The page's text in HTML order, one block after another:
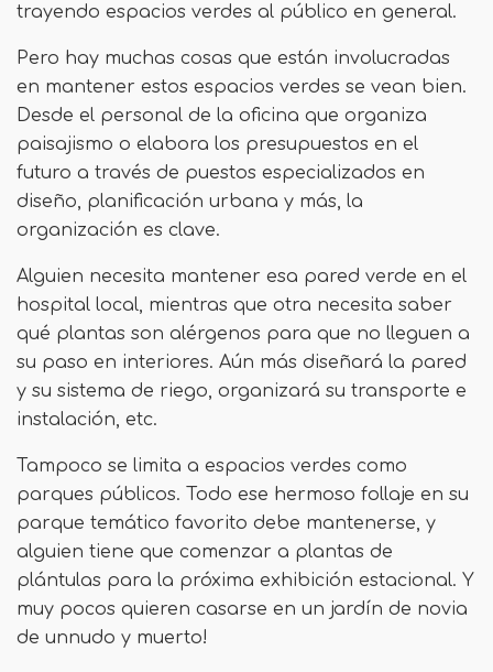
trayendo espacios verdes al público en general.
Pero hay muchas cosas que están involucradas
en mantener estos espacios verdes se vean bien.
Desde el personal de la oficina que organiza
paisajismo o elabora los presupuestos en el
futuro a través de puestos especializados en
diseño, planificación urbana y más, la
organización es clave.
Alguien necesita mantener esa pared verde en el
hospital local, mientras que otra necesita saber
qué plantas son alérgenos para que no lleguen a
su paso en interiores. Aún más diseñará la pared
y su sistema de riego, organizará su transporte e
instalación, etc.
Tampoco se limita a espacios verdes como
parques públicos. Todo ese hermoso follaje en su
parque temático favorito debe mantenerse, y
alguien tiene que comenzar a plantas de
plántulas para la próxima exhibición estacional. Y
muy pocos quieren casarse en un jardín de novia
de unnudo y muerto!